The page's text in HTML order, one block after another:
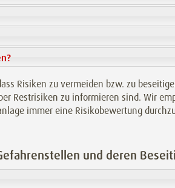
Risiken zu vermeiden bzw. zu
Restrisiken zu informieren sind. Wir
immer eine Risikobewertung
und deren